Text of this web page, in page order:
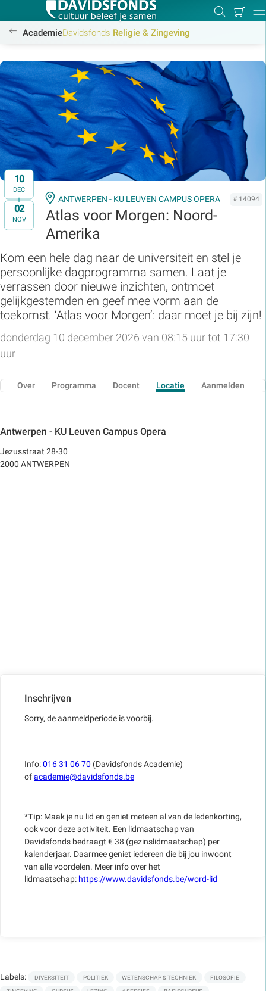
Zoeken
Mijn
/academie/religie-zingeving/religie-zingeving
AcademieDavidsfonds Religie & Zingeving
10
DEC
t/m
02
NOV
ANTWERPEN - KU LEUVEN CAMPUS OPERA # 14094
Atlas voor Morgen: Noord-
Amerika
Kom een hele dag naar de universiteit en stel je
persoonlijke dagprogramma samen. Laat je
verrassen door nieuwe inzichten, ontmoet
gelijkgestemden en geef mee vorm aan de
toekomst. ‘Atlas voor Morgen’: daar moet je bij zijn!
donderdag 10 december 2026 van 08:15 uur tot 17:30
uur
Over Programma Docent Locatie Aanmelden
Antwerpen - KU Leuven Campus Opera
Jezusstraat 28-30
2000 ANTWERPEN
Inschrijven
Sorry, de aanmeldperiode is voorbij.
Info:016 31 06 70 (Davidsfonds Academie)
ofacademie@davidsfonds.be
*Tip: Maak je nu lid en geniet meteen al van de ledenkorting,
ook voor deze activiteit. Een lidmaatschap van
Davidsfonds bedraagt € 38 (gezinslidmaatschap) per
kalenderjaar. Daarmee geniet iedereen die bij jou inwoont
van alle voordelen. Meer info over het
lidmaatschap: https://www.davidsfonds.be/word-lid
Labels: DIVERSITEIT POLITIEK WETENSCHAP & TECHNIEK FILOSOFIE
Zoek:
Zoeken